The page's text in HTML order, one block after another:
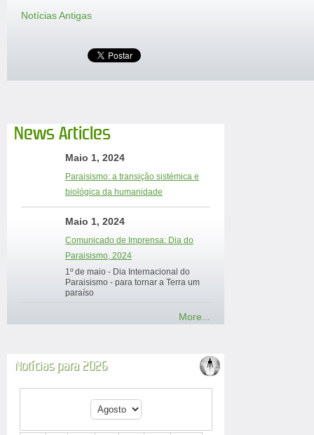
Notícias Antigas
News Articles
Maio 1, 2024
Paraisismo: a transição sistémica e
biológica da humanidade
Maio 1, 2024
Comunicado de Imprensa: Dia do
Paraisismo, 2024
1º de maio - Dia Internacional do
Paraisismo - para tornar a Terra um
paraíso
More...
Notícias para 2026